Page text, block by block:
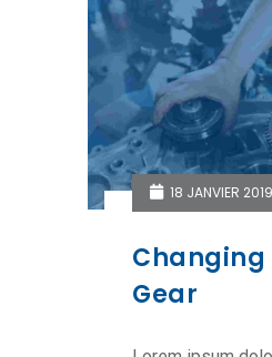
18 JANVIER 2019
Changing
Gear